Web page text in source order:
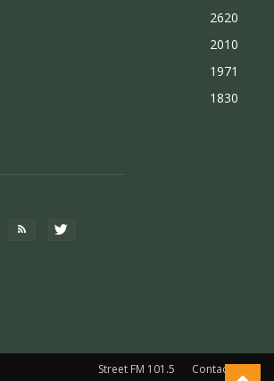
2620
2010
1971
1830
Street FM 101.5 Contacto